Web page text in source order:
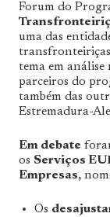
Forum do
uma das
tema em
parceiros do
também das
Estremadura-
Em debate
os Serviços
Empresas,
Os